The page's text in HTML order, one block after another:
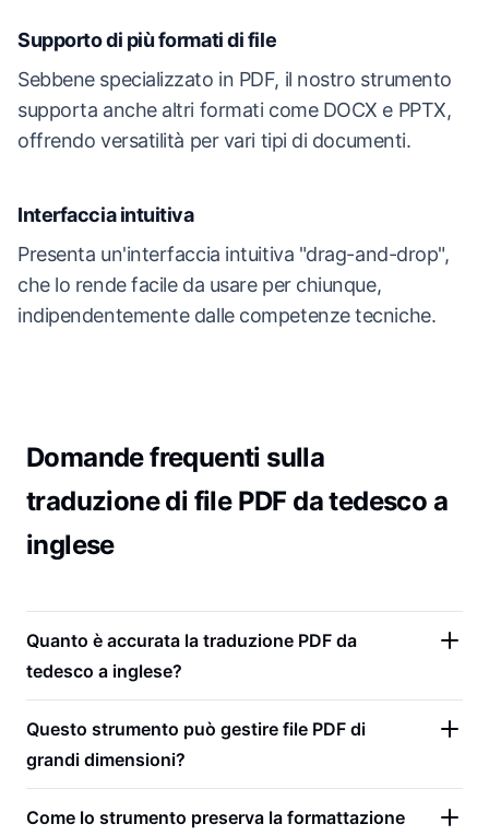
Supporto di più formati di file
Sebbene specializzato in PDF, il nostro strumento
supporta anche altri formati come DOCX e PPTX,
offrendo versatilità per vari tipi di documenti.
Interfaccia intuitiva
Presenta un'interfaccia intuitiva "drag-and-drop",
che lo rende facile da usare per chiunque,
indipendentemente dalle competenze tecniche.
Domande frequenti sulla
traduzione di file PDF da tedesco a
inglese
Quanto è accurata la traduzione PDF da
tedesco a inglese?
Questo strumento può gestire file PDF di
grandi dimensioni?
Come lo strumento preserva la formattazione